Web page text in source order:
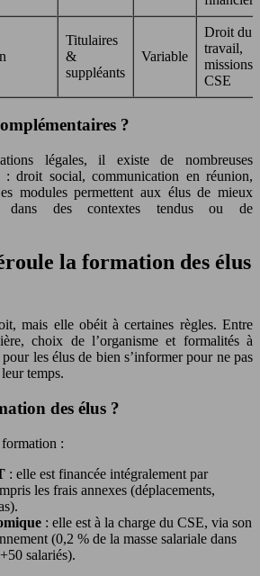
Titulaires
&
suppléants
Variable
Droit du
travail,
missions
CSE
?
légales, il existe de nombreuses
: droit social, communication en réunion,
modules permettent aux élus de mieux
dans des contextes tendus ou de
la formation des élus
mais elle obéit à certaines règles. Entre
choix de l’organisme et formalités à
les élus de bien s’informer pour ne pas
temps.
des élus ?
:
: elle est financée intégralement par
les frais annexes (déplacements,
: elle est à la charge du CSE, via son
(0,2 % de la masse salariale dans
salariés).